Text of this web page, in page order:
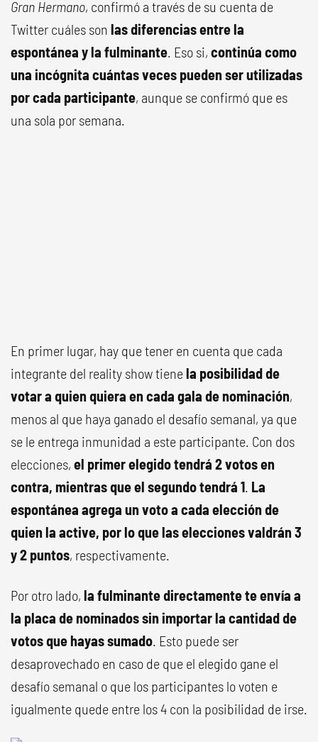
Gran Hermano, confirmó a través de su cuenta de
Twitter cuáles son las diferencias entre la
espontánea y la fulminante. Eso si, continúa como
una incógnita cuántas veces pueden ser utilizadas
por cada participante, aunque se confirmó que es
una sola por semana.
En primer lugar, hay que tener en cuenta que cada
integrante del reality show tienela posibilidad de
votar a quien quiera en cada gala de nominación,
menos al que haya ganado el desafío semanal, ya que
se le entrega inmunidad a este participante. Con dos
elecciones, el primer elegido tendrá 2 votos en
contra, mientras que el segundo tendrá 1. La
espontánea agrega un voto a cada elección de
quien la active, por lo que las elecciones valdrán 3
y 2 puntos, respectivamente.
Por otro lado, la fulminante directamente te envía a
la placa de nominados sin importar la cantidad de
votos que hayas sumado. Esto puede ser
desaprovechado en caso de que el elegido gane el
desafío semanal o que los participantes lo voten e
igualmente quede entre los 4 con la posibilidad de irse.